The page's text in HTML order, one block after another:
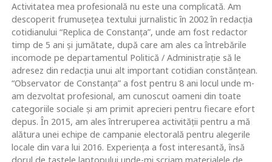
Activitatea mea profesională nu este una complicată. Am
descoperit frumusețea textului jurnalistic în 2002 în redacția
cotidianului “Replica de Constanța”, unde am fost redactor
timp de 5 ani și jumătate, după care am ales ca întrebările
incomode pe departamentul Politică / Administrație să le
adresez din redacția unui alt important cotidian constănțean.
“Observator de Constanța” a fost pentru 8 ani locul unde m-
am dezvoltat profesional, am cunoscut oameni din toate
categoriile sociale și am primit aprecieri pentru fiecare efort
depus. În 2015, am ales întreruperea activității pentru a mă
alătura unei echipe de campanie electorală pentru alegerile
locale din vara lui 2016. Experiența a fost interesantă, însă